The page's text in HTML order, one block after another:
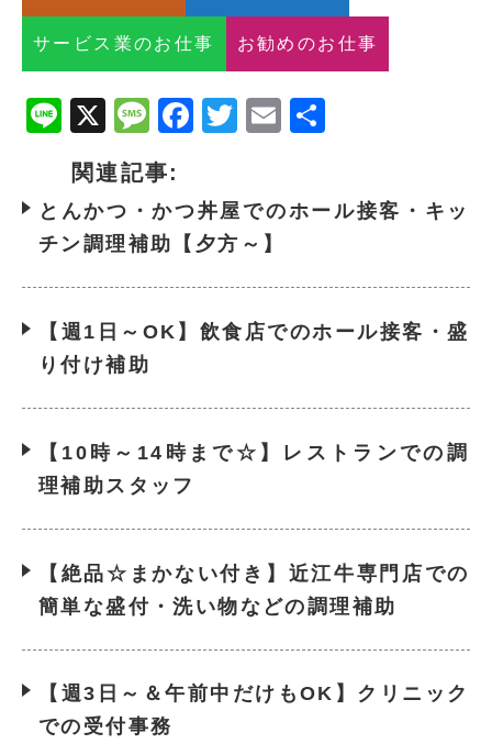
サービス業のお仕事 お勧めのお仕事
Line
X Message
Facebook
Twitter
Email
関連記事:
とんかつ・かつ丼屋でのホール接客・キッ
チン調理補助【夕方～】
【週1日～OK】飲食店でのホール接客・盛
り付け補助
【10時～14時まで☆】レストランでの調
理補助スタッフ
【絶品☆まかない付き】近江牛専門店での
簡単な盛付・洗い物などの調理補助
【週3日～＆午前中だけもOK】クリニック
での受付事務